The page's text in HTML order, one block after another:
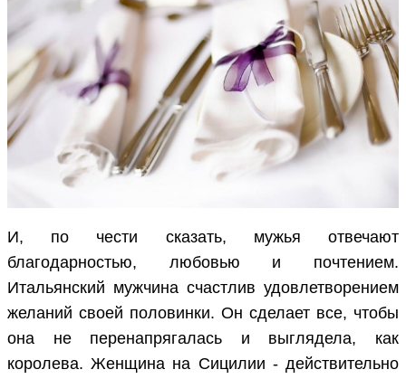
И, по чести сказать, мужья отвечают
благодарностью, любовью и почтением.
Итальянский мужчина счастлив удовлетворением
желаний своей половинки. Он сделает все, чтобы
она не перенапрягалась и выглядела, как
королева. Женщина на Сицилии - действительно